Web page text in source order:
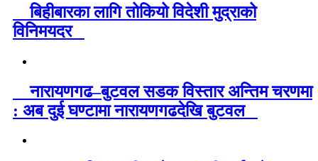
बिहीबारका लागि तोकियो विदेशी मुद्राको
विनिमयदर
नारायणगढ–बुटवल सडक विस्तार अन्तिम चरणमा
: अब दुई घण्टामा नारायणगढदेखि बुटवल